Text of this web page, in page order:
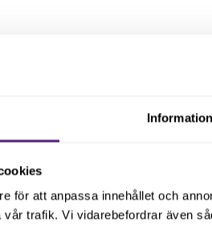
Information
för att anpassa innehållet och
trafik. Vi vidarebefordrar även